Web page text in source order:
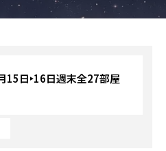
15日‣16日週末全27部屋